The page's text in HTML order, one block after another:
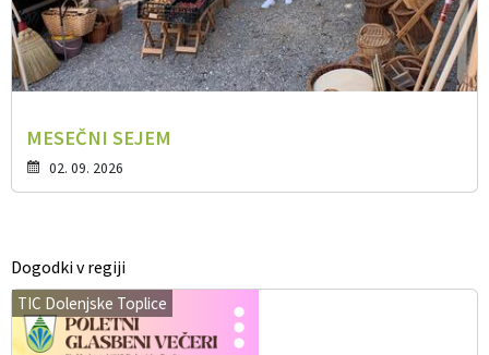
MESEČNI SEJEM
02. 09. 2026
Dogodki v regiji
TIC Dolenjske Toplice